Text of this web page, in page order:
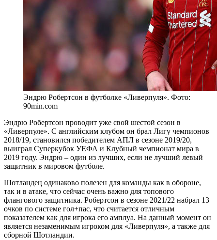
Эндрю Робертсон в футболке «Ливерпуля». Фото:
90min.com
Эндрю Робертсон проводит уже свой шестой сезон в
«Ливерпуле». С английским клубом он брал Лигу чемпионов
2018/19, становился победителем АПЛ в сезоне 2019/20,
выиграл Суперкубок УЕФА и Клубный чемпионат мира в
2019 году. Эндрю – один из лучших, если не лучший левый
защитник в мировом футболе.
Шотландец одинаково полезен для команды как в обороне,
так и в атаке, что сейчас очень важно для топового
флангового защитника. Робертсон в сезоне 2021/22 набрал 13
очков по системе гол+пас, что считается отличным
показателем как для игрока его амплуа. На данный момент он
является незаменимым игроком для «Ливерпуля», а также для
сборной Шотландии.